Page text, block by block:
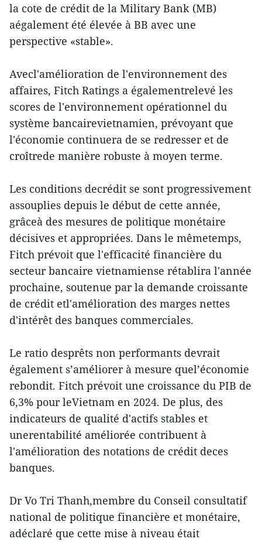
la cote de crédit de la Military Bank (MB)
aégalement été élevée à BB avec une
perspective «stable».
Avecl'amélioration de l'environnement des
affaires, Fitch Ratings a égalementrelevé les
scores de l'environnement opérationnel du
système bancairevietnamien, prévoyant que
l'économie continuera de se redresser et de
croîtrede manière robuste à moyen terme.
Les conditions decrédit se sont progressivement
assouplies depuis le début de cette année,
grâceà des mesures de politique monétaire
décisives et appropriées. Dans le mêmetemps,
Fitch prévoit que l'efficacité financière du
secteur bancaire vietnamiense rétablira l'année
prochaine, soutenue par la demande croissante
de crédit etl'amélioration des marges nettes
d'intérêt des banques commerciales.
Le ratio desprêts non performants devrait
également s’améliorer à mesure quel’économie
rebondit. Fitch prévoit une croissance du PIB de
6,3% pour leVietnam en 2024. De plus, des
indicateurs de qualité d'actifs stables et
unerentabilité améliorée contribuent à
l'amélioration des notations de crédit deces
banques.
Dr Vo Tri Thanh,membre du Conseil consultatif
national de politique financière et monétaire,
adéclaré que cette mise à niveau était